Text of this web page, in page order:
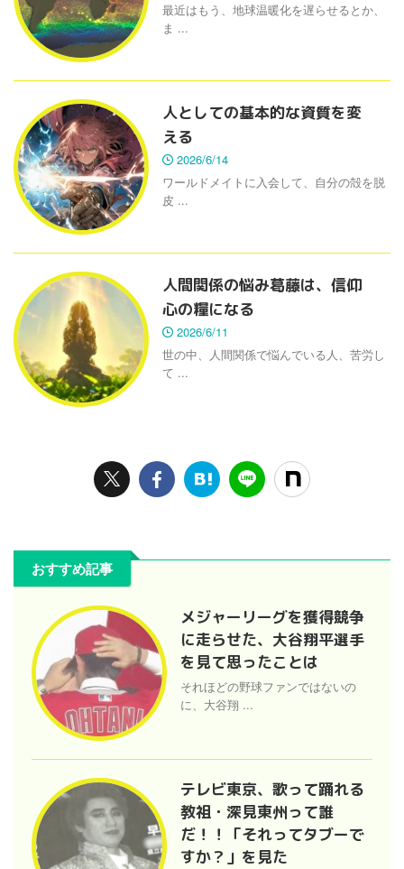
最近はもう、地球温暖化を遅らせるとか、
ま ...
人としての基本的な資質を変
える
2026/6/14
ワールドメイトに入会して、自分の殻を脱
皮 ...
人間関係の悩み葛藤は、信仰
心の糧になる
2026/6/11
世の中、人間関係で悩んでいる人、苦労し
て ...
おすすめ記事
メジャーリーグを獲得競争
に走らせた、大谷翔平選手
を見て思ったことは
それほどの野球ファンではないの
に、大谷翔 ...
テレビ東京、歌って踊れる
教祖・深見東州って誰
だ！！「それってタブーで
すか？」を見た